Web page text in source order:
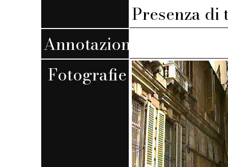
Presenza
Annotazioni
Fotografie